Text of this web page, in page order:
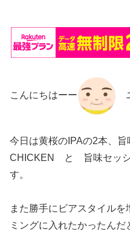
こんにちはーー
今日は黄桜のIPAの2本、
CHICKEN と 旨味セッ
す。
また勝手にビアスタイルを
ミングに入れたかったん